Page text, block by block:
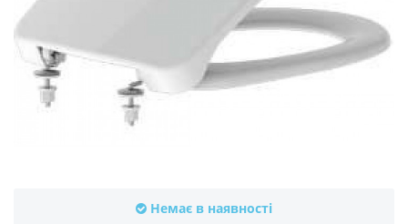
Немає в наявності